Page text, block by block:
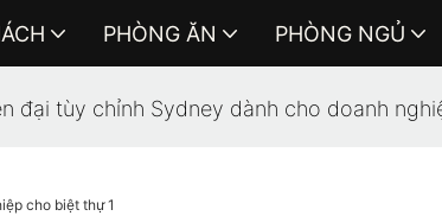
PHÒNG ĂN PHÒNG NGỦ
đại tùy chỉnh Sydney dành cho doanh